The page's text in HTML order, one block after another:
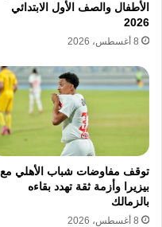
الأطفال والصف الأول الابتدائي
2026
8 أغسطس، 2026
توقف مفاوضات شباب الأهلي مع
بيزيرا وأزمة ثقة تهدد بقاءه
بالزمالك
8 أغسطس، 2026